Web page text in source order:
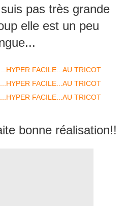
pas très grande
elle est un peu
bonne réalisation!!